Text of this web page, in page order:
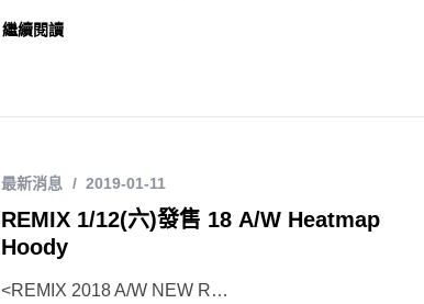
繼續閱讀
最新消息 2019-01-11
REMIX 1/12(六)發售 18 A/W Heatmap
Hoody
<REMIX 2018 A/W NEW R…